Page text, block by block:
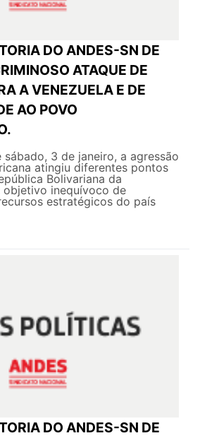
DO ANDES-SN DE
ATAQUE DE
A VENEZUELA E DE
AO POVO
sábado, 3 de janeiro, a agressão
atingiu diferentes pontos
Bolivariana da
objetivo inequívoco de
estratégicos do país
DO ANDES-SN DE